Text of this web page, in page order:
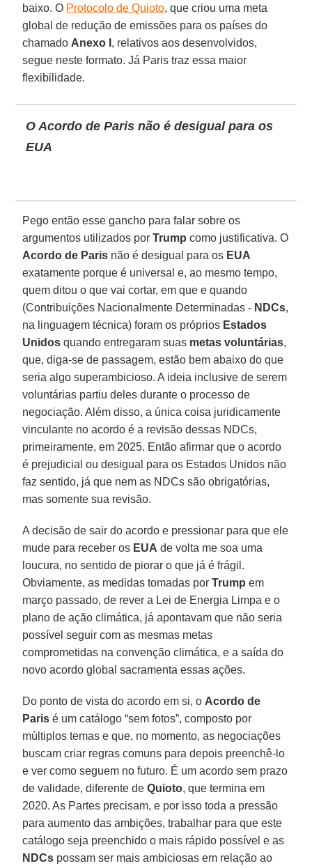
baixo. O Protocolo de Quioto, que criou uma meta
global de redução de emissões para os países do
chamado Anexo I , relativos aos desenvolvidos,
segue neste formato. Já Paris traz essa maior
flexibilidade.
O Acordo de Paris não é desigual para os
EUA
Pego então esse gancho para falar sobre os
argumentos utilizados porTrump como justificativa. O
Acordo de Paris não é desigual para os EUA
exatamente porque é universal e, ao mesmo tempo,
quem ditou o que vai cortar, em que e quando
(Contribuições Nacionalmente Determinadas - NDCs,
na linguagem técnica) foram os próprios Estados
Unidos quando entregaram suas metas voluntárias,
que, diga-se de passagem, estão bem abaixo do que
seria algo superambicioso. A ideia inclusive de serem
voluntárias partiu deles durante o processo de
negociação. Além disso, a única coisa juridicamente
vinculante no acordo é a revisão dessas NDCs,
primeiramente, em 2025. Então afirmar que o acordo
é prejudicial ou desigual para os Estados Unidos não
faz sentido, já que nem as NDCs são obrigatórias,
mas somente sua revisão.
A decisão de sair do acordo e pressionar para que ele
mude para receber os EUA de volta me soa uma
loucura, no sentido de piorar o que já é frágil.
Obviamente, as medidas tomadas porTrump em
março passado, de rever a Lei de Energia Limpa e o
plano de ação climática, já apontavam que não seria
possível seguir com as mesmas metas
comprometidas na convenção climática, e a saída do
novo acordo global sacramenta essas ações.
Do ponto de vista do acordo em si, o Acordo de
Paris é um catálogo “sem fotos”, composto por
múltiplos temas e que, no momento, as negociações
buscam criar regras comuns para depois preenchê-lo
e ver como seguem no futuro. É um acordo sem prazo
de validade, diferente deQuioto, que termina em
2020. As Partes precisam, e por isso toda a pressão
para aumento das ambições, trabalhar para que este
catálogo seja preenchido o mais rápido possível e as
NDCs possam ser mais ambiciosas em relação ao